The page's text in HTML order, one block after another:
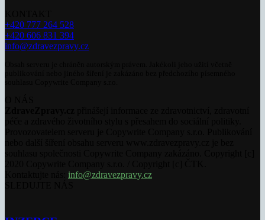
+420 777 264 528
+420 606 831 394
info@zdravezpravy.cz
info@zdravezpravy.cz